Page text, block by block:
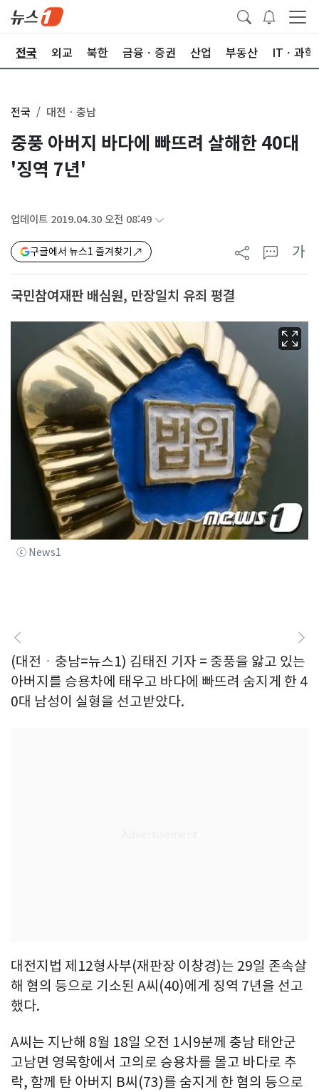
전국 외교 북한 금융ㆍ증권 산업 부동산 ITㆍ과학
전국 대전ㆍ충남
중풍 아버지 바다에 빠뜨려 살해한 40대
'징역 7년'
업데이트 2019.04.30 오전 08:49
구글에서 뉴스1 즐겨찾기 가
국민참여재판 배심원, 만장일치 유죄 평결
ⓒ News1
(대전ㆍ충남=뉴스1) 김태진 기자 = 중풍을 앓고 있는
아버지를 승용차에 태우고 바다에 빠뜨려 숨지게 한 4
0대 남성이 실형을 선고받았다.
대전지법 제12형사부(재판장 이창경)는 29일 존속살
해 혐의 등으로 기소된 A씨(40)에게 징역 7년을 선고
했다.
A씨는 지난해 8월 18일 오전 1시9분께 충남 태안군
고남면 영목항에서 고의로 승용차를 몰고 바다로 추
락, 함께 탄 아버지 B씨(73)를 숨지게 한 혐의 등으로